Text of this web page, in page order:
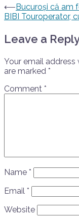
⟵ Bucuroși că am
BIBI Touroperator,
Leave a
Your email
are marked *
Comment *
Name *
Email *
Website